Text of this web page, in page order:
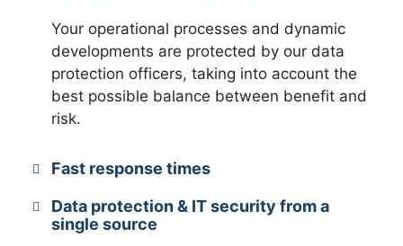
Your operational processes and dynamic
developments are protected by our data
protection officers, taking into account the
best possible balance between benefit and
risk.
Fast response times
Data protection & IT security from a
single source